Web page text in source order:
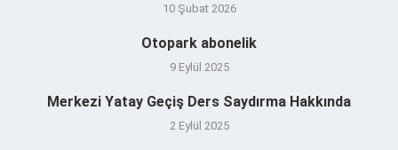
10 Şubat 2026
Otopark abonelik
9 Eylül 2025
Merkezi Yatay Geçiş Ders Saydırma Hakkında
2 Eylül 2025